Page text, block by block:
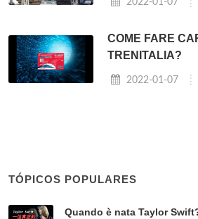
COME FARE
TRENITALIA?
2022-01-07
TÓPICOS POPULARES
Quando è nata Taylor